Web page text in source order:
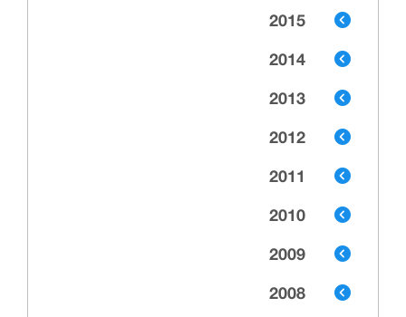
2015
2014
2013
2012
2011
2010
2009
2008